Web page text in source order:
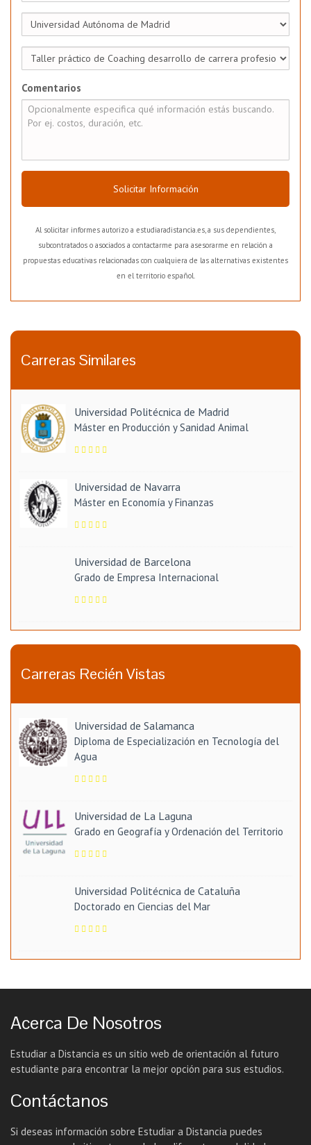
Comentarios
Solicitar Información
Al solicitar informes autorizo a estudiaradistancia.es, a sus dependientes,
subcontratados o asociados a contactarme para asesorarme en relación a
propuestas educativas relacionadas con cualquiera de las alternativas existentes
en el territorio español.
Carreras Similares
Universidad Politécnica de Madrid
Máster en Producción y Sanidad Animal
Universidad de Navarra
Máster en Economía y Finanzas
Universidad de Barcelona
Grado de Empresa Internacional
Carreras Recién Vistas
Universidad de Salamanca
Diploma de Especialización en Tecnología del
Agua
Universidad de La Laguna
Grado en Geografía y Ordenación del Territorio
Universidad Politécnica de Cataluña
Doctorado en Ciencias del Mar
Acerca De Nosotros
Estudiar a Distancia es un sitio web de orientación al futuro
estudiante para encontrar la mejor opción para sus estudios.
Contáctanos
Si deseas información sobre Estudiar a Distancia puedes